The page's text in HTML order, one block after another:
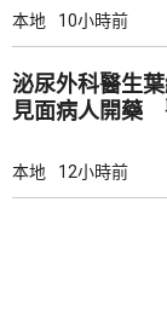
本地 10小時前
泌尿外科醫生
見面病人開藥
本地 12小時前